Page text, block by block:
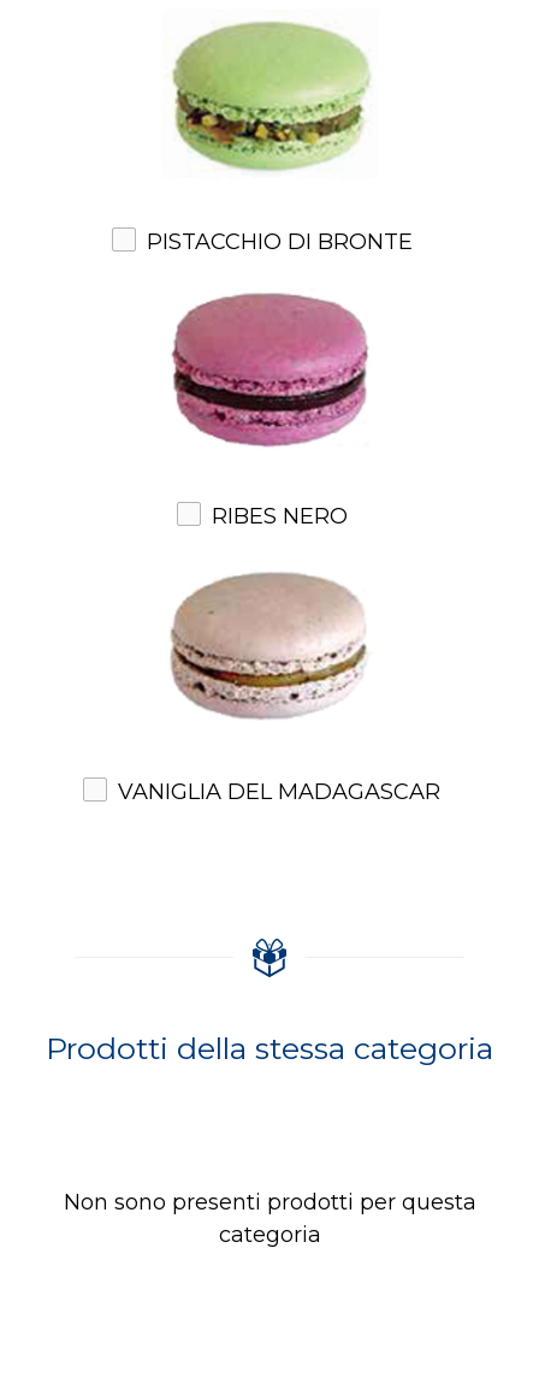
PISTACCHIO DI BRONTE
RIBES NERO
VANIGLIA DEL MADAGASCAR
Prodotti della stessa categoria
Non sono presenti prodotti per questa
categoria